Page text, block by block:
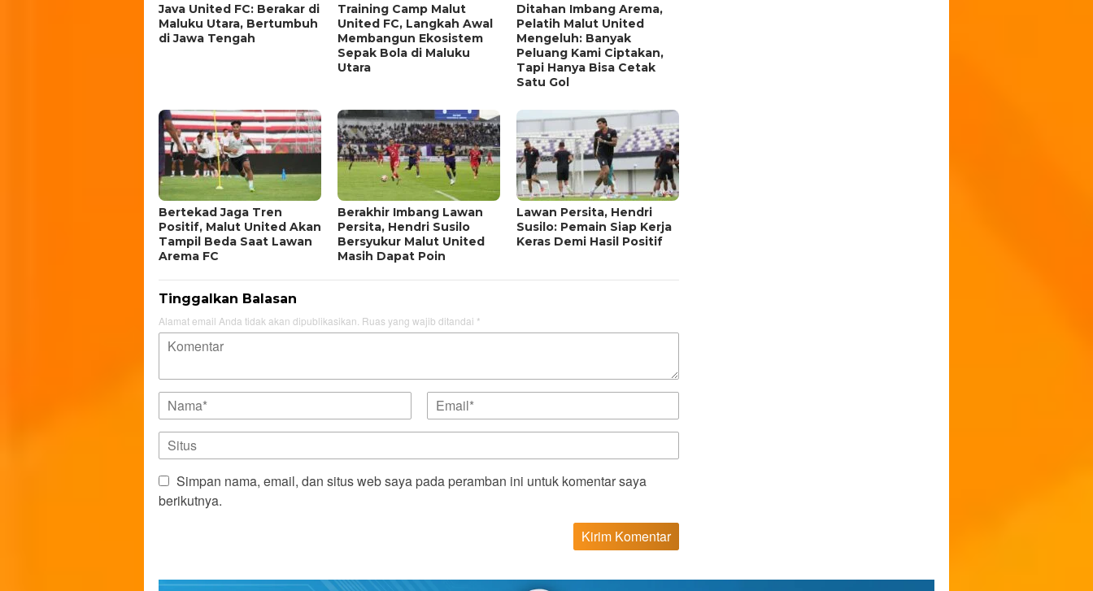
Java United FC: Berakar di
Maluku Utara, Bertumbuh
di Jawa Tengah
Training Camp Malut
United FC, Langkah Awal
Membangun Ekosistem
Sepak Bola di Maluku
Utara
Ditahan Imbang Arema,
Pelatih Malut United
Mengeluh: Banyak
Peluang Kami Ciptakan,
Tapi Hanya Bisa Cetak
Satu Gol
Bertekad Jaga Tren
Positif, Malut United Akan
Tampil Beda Saat Lawan
Arema FC
Berakhir Imbang Lawan
Persita, Hendri Susilo
Bersyukur Malut United
Masih Dapat Poin
Lawan Persita, Hendri
Susilo: Pemain Siap Kerja
Keras Demi Hasil Positif
Tinggalkan Balasan
Alamat email Anda tidak akan dipublikasikan. Ruas yang wajib ditandai *
Simpan nama, email, dan situs web saya pada peramban ini untuk komentar saya
berikutnya.